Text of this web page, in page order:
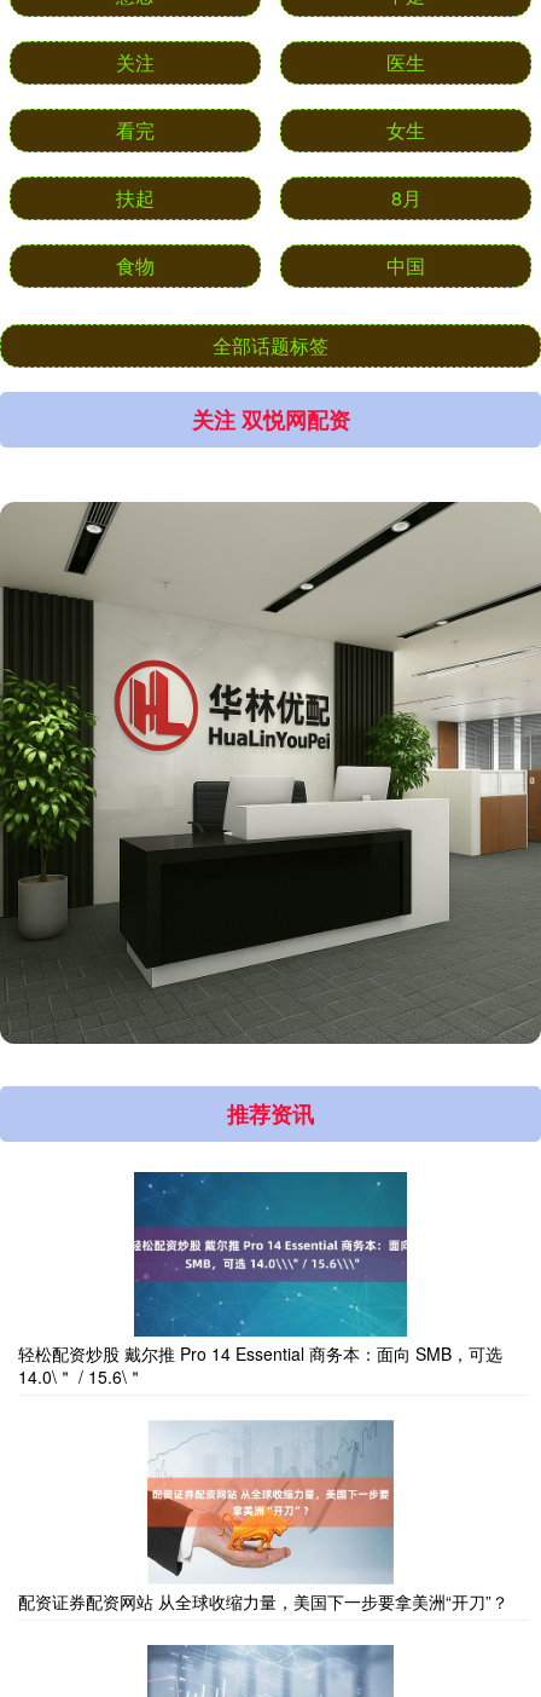
关注 医生
看完 女生
扶起 8月
食物 中国
全部话题标签
关注 双悦网配资
推荐资讯
轻松配资炒股 戴尔推 Pro 14 Essential 商务本：面向 SMB，可选
14.0\＂ / 15.6\＂
配资证券配资网站 从全球收缩力量，美国下一步要拿美洲“开刀”？